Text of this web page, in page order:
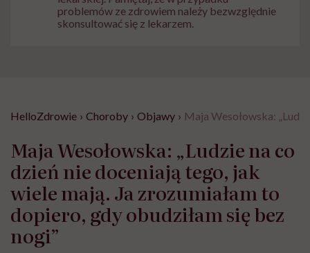
problemów ze zdrowiem należy bezwzględnie
skonsultować się z lekarzem.
HelloZdrowie › Choroby › Objawy › Maja Wesołowska:
Maja Wesołowska: „Ludzie na co
dzień nie doceniają tego, jak
wiele mają. Ja zrozumiałam to
dopiero, gdy obudziłam się bez
nogi”